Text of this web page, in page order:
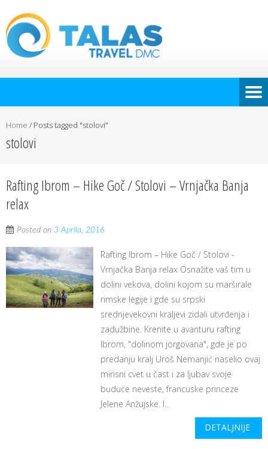
Home / Posts tagged "stolovi"
stolovi
Rafting Ibrom – Hike Goč / Stolovi – Vrnjačka Banja
relax
Posted on 3 Aprila, 2016
Rafting Ibrom – Hike Goč / Stolovi -
Vrnjačka Banja relax Osnažite vaš tim u
dolini vekova, dolini kojom su marširale
rimske legije i gde su srpski
srednjevekovni kraljevi zidali utvrđenja i
zadužbine. Krenite u avanturu rafting
Ibrom, "dolinom jorgovana", gde je po
predanju kralj Uroš Nemanjić naselio ovaj
mirisni cvet u čast i za ljubav svoje
buduće neveste, francuske princeze
Jelene Anžujske. I...
DETALJNIJE